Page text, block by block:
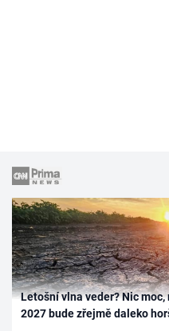
Letošní vlna veder? Nic
2027 bude zřejmě daleko